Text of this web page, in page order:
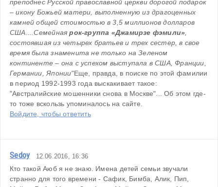
преподнес Русской православной церкви дорогой подарок
– икону Божьей матери, выполненную из драгоценных
камней общей стоимостью в 3,5 миллионов долларов
США....Семейная рок-группа «Джамирзе фэмили»,
состоявшая из четырех братьев и трех сестер, в свое
время была знаменита не только на Зеленом
континенте – она с успехом выступала в США, Франции,
Германии, Японии"Еще, правда, в поиске по этой фамилии
в период 1992-1993 года выскакивает такое:
"Австралийские мошенники снова в Москве"... Об этом где-
то тоже вскользь упоминалось на сайте.
Войдите, чтобы ответить
Sedoy 12.06.2016, 16:36
Кто такой Аюб я не знаю. Имена детей семьи звучали
странно для того времени - Сафик, Бимба, Алик, Пип,